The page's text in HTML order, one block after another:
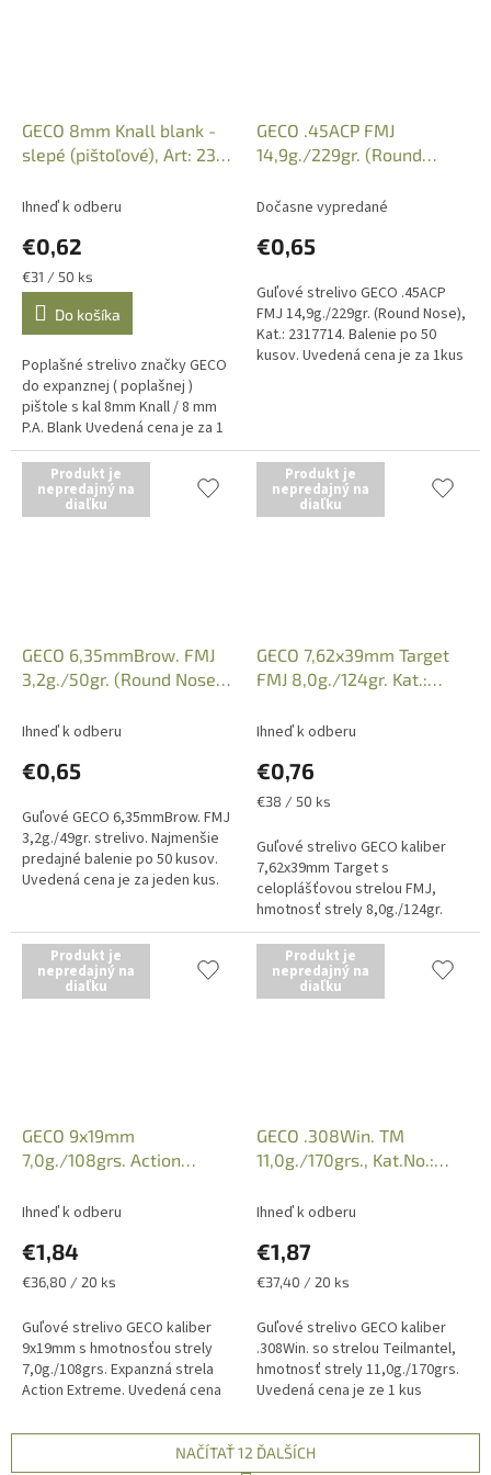
GECO 8mm Knall blank -
slepé (pištoľové), Art: 231
Ihneď k odberu
€0,62
Jednotková
cena:
€31 / 50 ks
Do košíka
Poplašné strelivo značky GECO
do expanznej ( poplašnej )
pištole s kal 8mm Knall / 8 mm
P.A. Blank Uvedená cena je za 1
kus náboja, predajné balenie po
50 kusov. Voľne...
GECO .45ACP FMJ
14,9g./229gr. (Round
Dočasne vypredané
€0,65
Guľové strelivo GECO .45ACP
FMJ 14,9g./229gr. (Round Nose),
Kat.: 2317714. Balenie po 50
kusov. Uvedená cena je za 1kus
Produkt je
nepredajný na
diaľku
GECO 6,35mmBrow. FMJ
3,2g./50gr. (Round Nose),
Ihneď k odberu
€0,65
Guľové GECO 6,35mmBrow. FMJ
3,2g./49gr. strelivo. Najmenšie
predajné balenie po 50 kusov.
Uvedená cena je za jeden kus.
Produkt je
nepredajný na
diaľku
GECO 7,62x39mm Target
FMJ 8,0g./124gr. Kat.:
Ihneď k odberu
€0,76
Jednotková
€38 / 50 ks
Guľové strelivo GECO kaliber
7,62x39mm Target s
celoplášťovou strelou FMJ,
hmotnosť strely 8,0g./124gr.
Uvedená cena je za 1 kus
náboja. Predajné balenie po 50
kusov. Iba osobný...
Produkt je
nepredajný na
diaľku
GECO 9x19mm
7,0g./108grs. Action
Ihneď k odberu
€1,84
Jednotková
€36,80 / 20 ks
Guľové strelivo GECO kaliber
9x19mm s hmotnosťou strely
7,0g./108grs. Expanzná strela
Action Extreme. Uvedená cena
balenia po 20 kusov. Iba
Produkt je
nepredajný na
diaľku
GECO .308Win. TM
11,0g./170grs., Kat.No.:
Ihneď k odberu
€1,87
Jednotková
€37,40 / 20 ks
Guľové strelivo GECO kaliber
.308Win. so strelou Teilmantel,
hmotnosť strely 11,0g./170grs.
Uvedená cena je ze 1 kus
kusov. Iba osobný odber v...
NAČÍTAŤ 12 ĎALŠÍCH